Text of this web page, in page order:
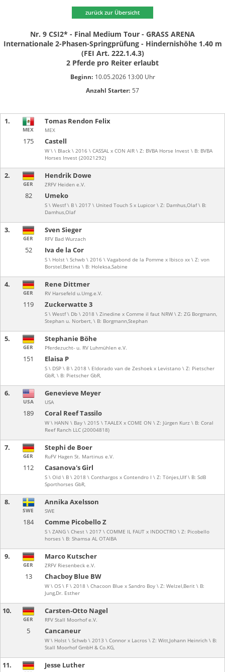
zurück zur Übersicht
Nr. 9 CSI2* - Final Medium Tour - GRASS ARENA
Internationale 2-Phasen-Springprüfung - Hindernishöhe 1.40 m
(FEI Art. 222.1.4.3)
2 Pferde pro Reiter erlaubt
Beginn: 10.05.2026 13:00 Uhr
Anzahl Starter: 57
1.
175 Castell
W \ \ Black \ 2016 \ CASSAL x CON AIR \ Z: BVBA Horse Invest \ B: BVBA
Horses Invest (20021292)
MEX
Tomas Rendon Felix
MEX
2.
82 Umeko
S \ Westf \ B \ 2017 \ United Touch S x Lupicor \ Z: Damhus,Olaf \ B:
Damhus,Olaf
GER
Hendrik Dowe
ZRFV Heiden e.V.
3.
52 Iva de la Cor
S \ Holst \ Schwb \ 2016 \ Vagabond de la Pomme x Ibisco xx \ Z: von
Borstel,Bettina \ B: Holeksa,Sabine
GER
Sven Sieger
RFV Bad Wurzach
4.
119 Zuckerwatte 3
S \ Westf \ Db \ 2018 \ Zinedine x Comme il faut NRW \ Z: ZG Borgmann,
Stephan u. Norbert, \ B: Borgmann,Stephan
GER
Rene Dittmer
RV Harsefeld u.Umg.e.V.
5.
151 Elaisa P
S \ DSP \ B \ 2018 \ Eldorado van de Zeshoek x Levistano \ Z: Pietscher
GbR, \ B: Pietscher GbR,
GER
Stephanie Böhe
Pferdezucht- u. RV Luhmühlen e.V.
6.
189 Coral Reef Tassilo
W \ HANN \ Bay \ 2015 \ TAALEX x COME ON \ Z: Jürgen Kurz \ B: Coral
Reef Ranch LLC (20004818)
USA
Genevieve Meyer
USA
7.
112 Casanova's Girl
S \ Old \ B \ 2018 \ Conthargos x Contendro I \ Z: Tönjes,Ulf \ B: SdB
Sporthorses GbR,
GER
Stephi de Boer
RuFV Hagen St. Martinus e.V.
8.
184 Comme Picobello Z
S \ ZANG \ Chest \ 2017 \ COMME IL FAUT x INDOCTRO \ Z: Picobello
horses \ B: Shamsa AL OTAIBA
SWE
Annika Axelsson
SWE
9.
13 Chacboy Blue BW
W \ OS \ F \ 2018 \ Chacoon Blue x Sandro Boy \ Z: Welzel,Berit \ B:
Jung,Dr. Esther
GER
Marco Kutscher
ZRFV Riesenbeck e.V.
10.
5 Cancaneur
W \ Holst \ Schwb \ 2013 \ Connor x Lacros \ Z: Witt,Johann Heinrich \ B:
Stall Moorhof GmbH & Co.KG,
GER
Carsten-Otto Nagel
RFV Stall Moorhof e.V.
11. Jesse Luther